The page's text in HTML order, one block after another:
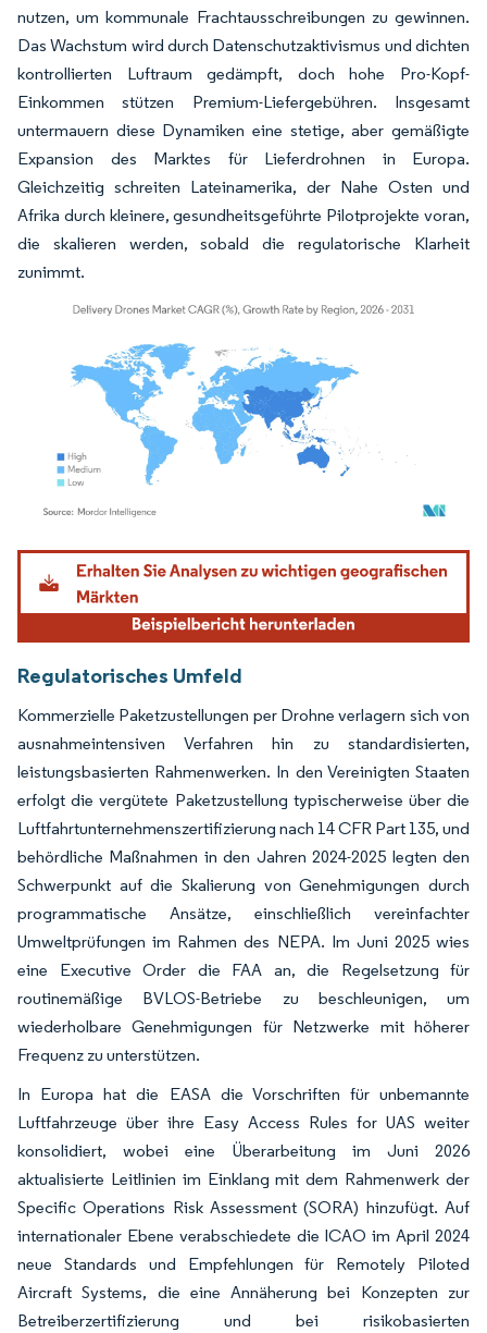
nutzen, um kommunale Frachtausschreibungen zu gewinnen.
Das Wachstum wird durch Datenschutzaktivismus und dichten
kontrollierten Luftraum gedämpft, doch hohe Pro-Kopf-
Einkommen stützen Premium-Liefergebühren. Insgesamt
untermauern diese Dynamiken eine stetige, aber gemäßigte
Expansion des Marktes für Lieferdrohnen in Europa.
Gleichzeitig schreiten Lateinamerika, der Nahe Osten und
Afrika durch kleinere, gesundheitsgeführte Pilotprojekte voran,
die skalieren werden, sobald die regulatorische Klarheit
zunimmt.
Bild © Mordor Intelligence. Wiederverwendung erfordert Namensnennung gemäß
Regulatorisches Umfeld
Kommerzielle Paketzustellungen per Drohne verlagern sich von
ausnahmeintensiven Verfahren hin zu standardisierten,
leistungsbasierten Rahmenwerken. In den Vereinigten Staaten
erfolgt die vergütete Paketzustellung typischerweise über die
Luftfahrtunternehmenszertifizierung nach 14 CFR Part 135, und
behördliche Maßnahmen in den Jahren 2024-2025 legten den
Schwerpunkt auf die Skalierung von Genehmigungen durch
programmatische Ansätze, einschließlich vereinfachter
Umweltprüfungen im Rahmen des NEPA. Im Juni 2025 wies
eine Executive Order die FAA an, die Regelsetzung für
routinemäßige BVLOS-Betriebe zu beschleunigen, um
wiederholbare Genehmigungen für Netzwerke mit höherer
Frequenz zu unterstützen.
In Europa hat die EASA die Vorschriften für unbemannte
Luftfahrzeuge über ihre Easy Access Rules for UAS weiter
konsolidiert, wobei eine Überarbeitung im Juni 2026
aktualisierte Leitlinien im Einklang mit dem Rahmenwerk der
Specific Operations Risk Assessment (SORA) hinzufügt. Auf
internationaler Ebene verabschiedete die ICAO im April 2024
neue Standards und Empfehlungen für Remotely Piloted
Aircraft Systems, die eine Annäherung bei Konzepten zur
Betreiberzertifizierung und bei risikobasierten